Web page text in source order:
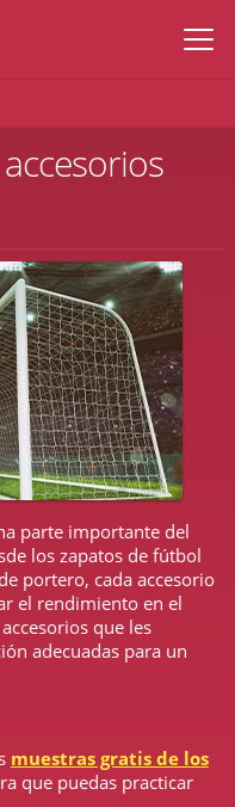
parte importante del
los zapatos de fútbol
portero, cada accesorio
el rendimiento en el
que les
adecuadas para un
muestras gratis de los
que puedas practicar